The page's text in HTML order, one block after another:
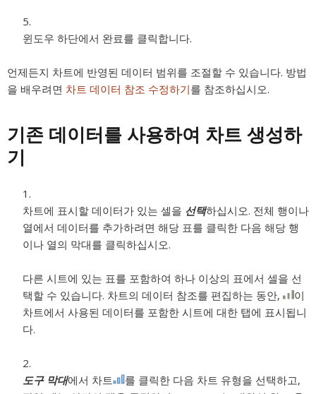
윈도우 하단에서 완료를 클릭합니다.
언제든지 차트에 반영된 데이터 범위를 조절할 수 있습니다. 방법
을 배우려면 차트 데이터 참조 수정하기를 참조하십시오.
기존 데이터를 사용하여 차트 생성하
기
차트에 표시할 데이터가 있는 셀을 선택하십시오. 전체 행이나
열에서 데이터를 추가하려면 해당 표를 클릭한 다음 해당 행
이나 열의 막대를 클릭하십시오.
다른 시트에 있는 표를 포함하여 하나 이상의 표에서 셀을 선
택할 수 있습니다. 차트의 데이터 참조를 편집하는 동안,
이
차트에서 사용된 데이터를 포함한 시트에 대한 탭에 표시됩니
다.
도구 막대에서 차트
를 클릭한 다음 차트 유형을 선택하고,